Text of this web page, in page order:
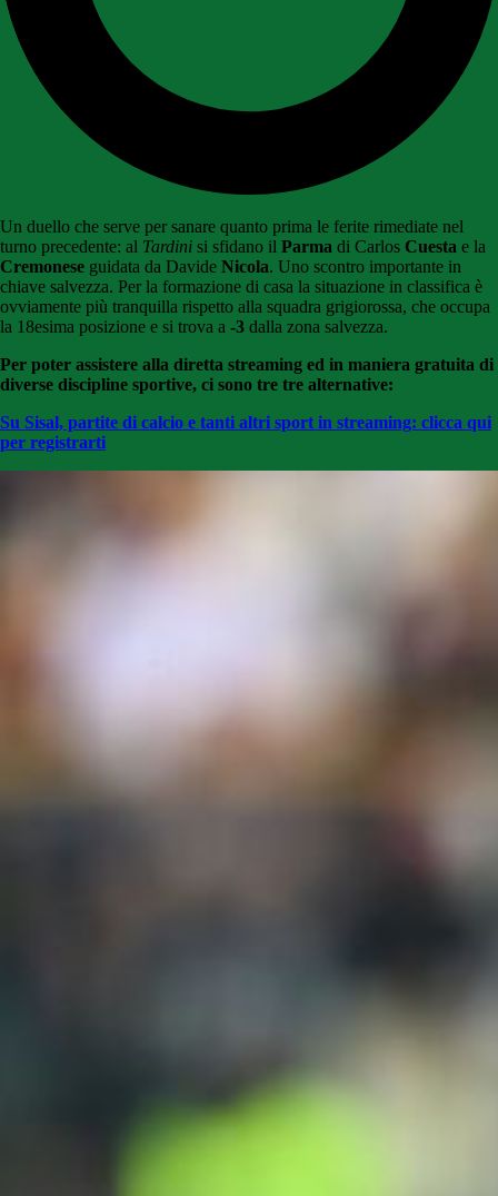
Un duello che serve per sanare quanto prima le ferite rimediate nel
turno precedente: al Tardini si sfidano il Parma di Carlos Cuesta e la
Cremonese guidata da Davide Nicola. Uno scontro importante in
chiave salvezza. Per la formazione di casa la situazione in classifica è
ovviamente più tranquilla rispetto alla squadra grigiorossa, che occupa
la 18esima posizione e si trova a -3 dalla zona salvezza.
Per poter assistere alla diretta streaming ed in maniera gratuita di
diverse discipline sportive, ci sono tre tre alternative:
Su Sisal, partite di calcio e tanti altri sport in streaming: clicca qui
per registrarti